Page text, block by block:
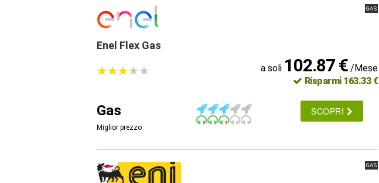
GAS
Enel Flex Gas
★★★★★
★★★★★ a soli 102.87 € /Mese
Risparmi 163.33 €
Gas
Miglior prezzo
SCOPRI
GAS